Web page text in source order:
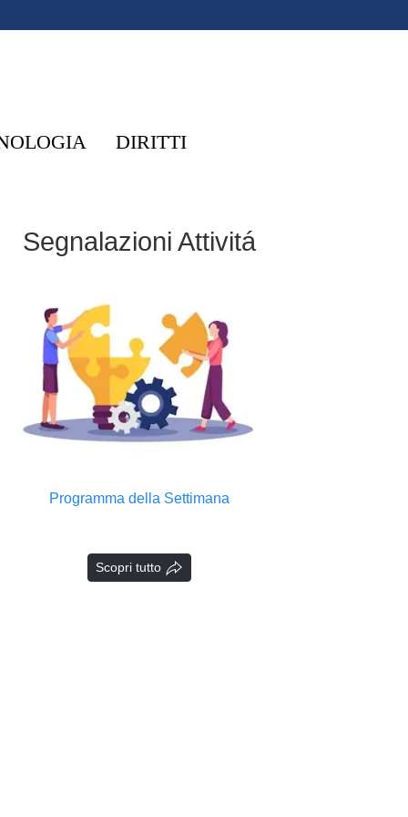
DIRITTI
Segnalazioni Attivitá
Programma della Settimana
Scopri tutto